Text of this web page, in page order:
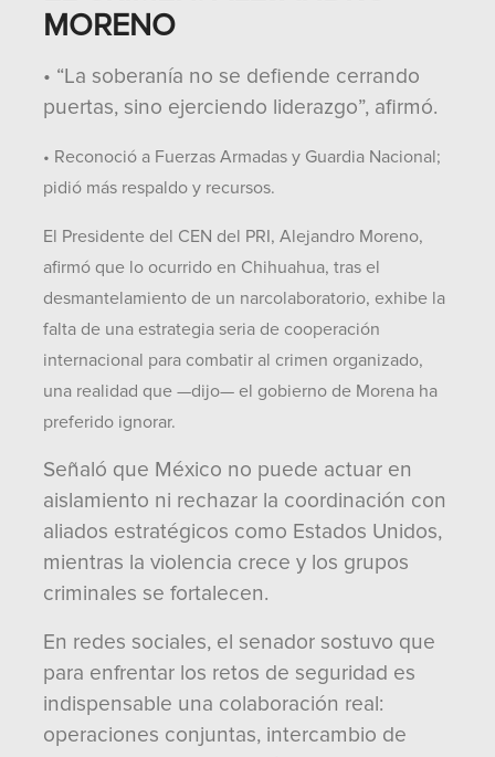
MORENO
• “La soberanía no se defiende cerrando
puertas, sino ejerciendo liderazgo”, afirmó.
• Reconoció a Fuerzas Armadas y Guardia Nacional;
pidió más respaldo y recursos.
El Presidente del CEN del PRI, Alejandro Moreno,
afirmó que lo ocurrido en Chihuahua, tras el
desmantelamiento de un narcolaboratorio, exhibe la
falta de una estrategia seria de cooperación
internacional para combatir al crimen organizado,
una realidad que —dijo— el gobierno de Morena ha
preferido ignorar.
Señaló que México no puede actuar en
aislamiento ni rechazar la coordinación con
aliados estratégicos como Estados Unidos,
mientras la violencia crece y los grupos
criminales se fortalecen.
En redes sociales, el senador sostuvo que
para enfrentar los retos de seguridad es
indispensable una colaboración real:
operaciones conjuntas, intercambio de